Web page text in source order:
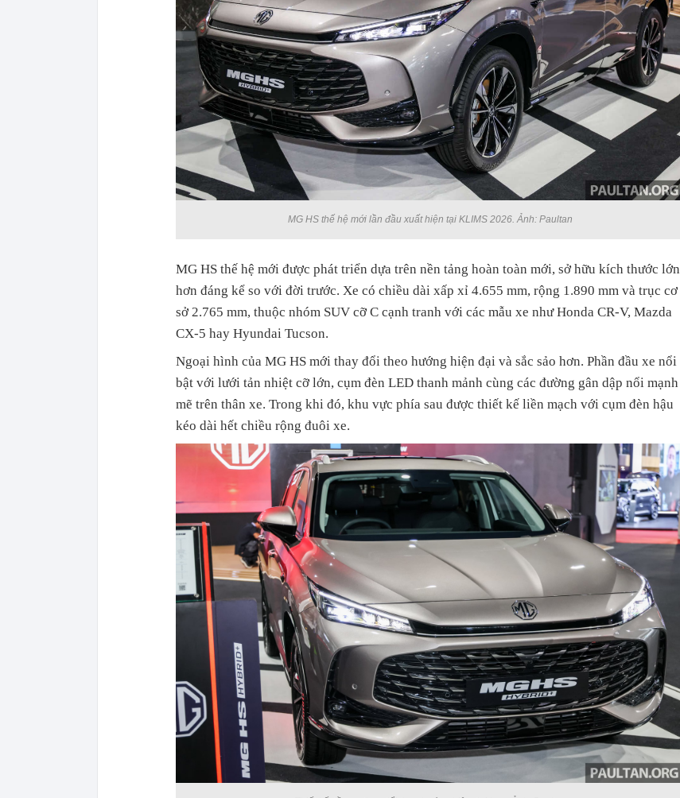
MG HS thế hệ mới lần đầu xuất hiện tại KLIMS 2026. Ảnh: Paultan
MG HS thế hệ mới được phát triển dựa trên nền tảng hoàn toàn mới, sở hữu kích thước lớn
hơn đáng kể so với đời trước. Xe có chiều dài xấp xỉ 4.655 mm, rộng 1.890 mm và trục cơ
sở 2.765 mm, thuộc nhóm SUV cỡ C cạnh tranh với các mẫu xe như Honda CR-V, Mazda
CX-5 hay Hyundai Tucson.
Ngoại hình của MG HS mới thay đổi theo hướng hiện đại và sắc sảo hơn. Phần đầu xe nổi
bật với lưới tản nhiệt cỡ lớn, cụm đèn LED thanh mảnh cùng các đường gân dập nổi mạnh
mẽ trên thân xe. Trong khi đó, khu vực phía sau được thiết kế liền mạch với cụm đèn hậu
kéo dài hết chiều rộng đuôi xe.